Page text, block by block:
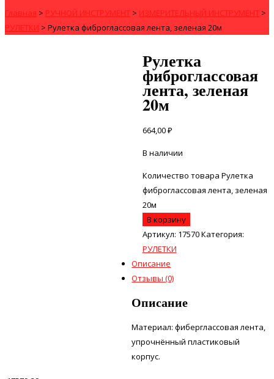
Главная > РУЧНОЙ ИНСТРУМЕНТ > ИЗМЕРИТЕЛЬНЫЙ ИНСТРУМЕНТ >
РУЛЕТКИ > Рулетка фиброглассовая лента, зеленая 20м
Рулетка
фиброглассовая
лента, зеленая
20м
664,00₽
В наличии
Количество товара Рулетка
фиброглассовая лента, зеленая
20м
В корзину
Артикул: 17570Категория:
РУЛЕТКИ
Описание
Отзывы (0)
Описание
Материал: фиберглассовая лента,
упрочнённый пластиковый
корпус.